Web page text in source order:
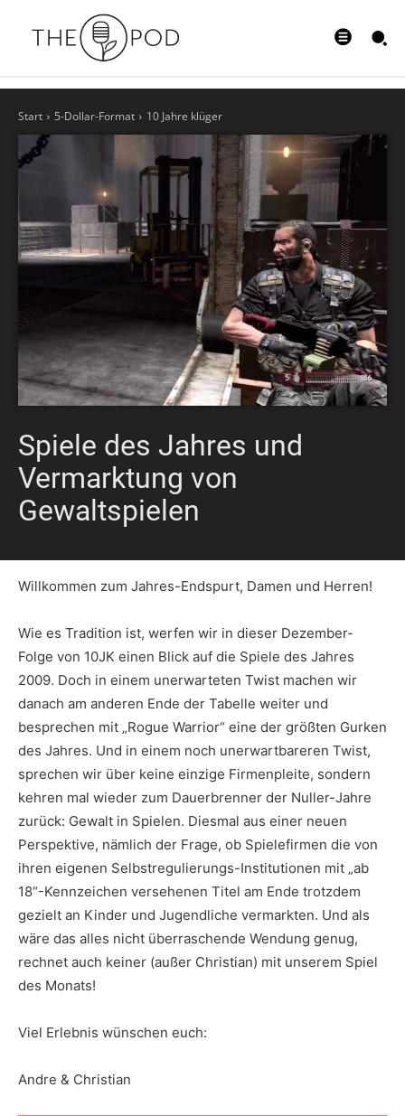
Start 5-Dollar-Format 10 Jahre klüger
Spiele des Jahres und
Vermarktung von
Gewaltspielen
Willkommen zum Jahres-Endspurt, Damen und Herren!
Wie es Tradition ist, werfen wir in dieser Dezember-
Folge von 10JK einen Blick auf die Spiele des Jahres
2009. Doch in einem unerwarteten Twist machen wir
danach am anderen Ende der Tabelle weiter und
besprechen mit „Rogue Warrior“ eine der größten Gurken
des Jahres. Und in einem noch unerwartbareren Twist,
sprechen wir über keine einzige Firmenpleite, sondern
kehren mal wieder zum Dauerbrenner der Nuller-Jahre
zurück: Gewalt in Spielen. Diesmal aus einer neuen
Perspektive, nämlich der Frage, ob Spielefirmen die von
ihren eigenen Selbstregulierungs-Institutionen mit „ab
18“-Kennzeichen versehenen Titel am Ende trotzdem
gezielt an Kinder und Jugendliche vermarkten. Und als
wäre das alles nicht überraschende Wendung genug,
rechnet auch keiner (außer Christian) mit unserem Spiel
des Monats!
Viel Erlebnis wünschen euch:
Andre & Christian